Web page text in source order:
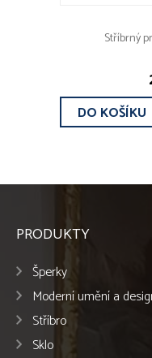
Stříbrný
DO KOŠÍKU
PRODUKTY
Šperky
Moderní umění a
Stříbro
Sklo